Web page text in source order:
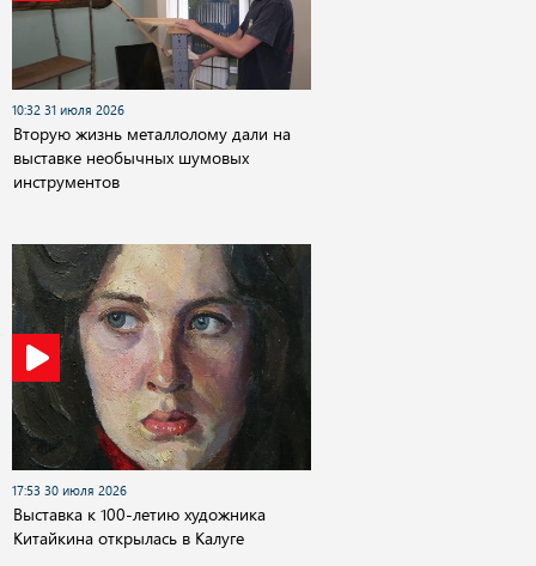
10:32 31 июля 2026
Вторую жизнь металлолому дали на
выставке необычных шумовых
инструментов
17:53 30 июля 2026
Выставка к 100-летию художника
Китайкина открылась в Калуге